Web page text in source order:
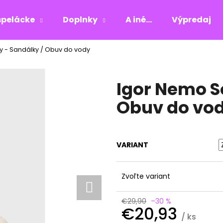
Doplnky A iné... Výpredaj
- Sandálky / Obuv do vody
Igor Nemo
Obuv do
VARIANT
Zvoľte variant
€29,90 –30 %
€20,93 / ks
Čo potrebujete nájsť?
HĽADAŤ